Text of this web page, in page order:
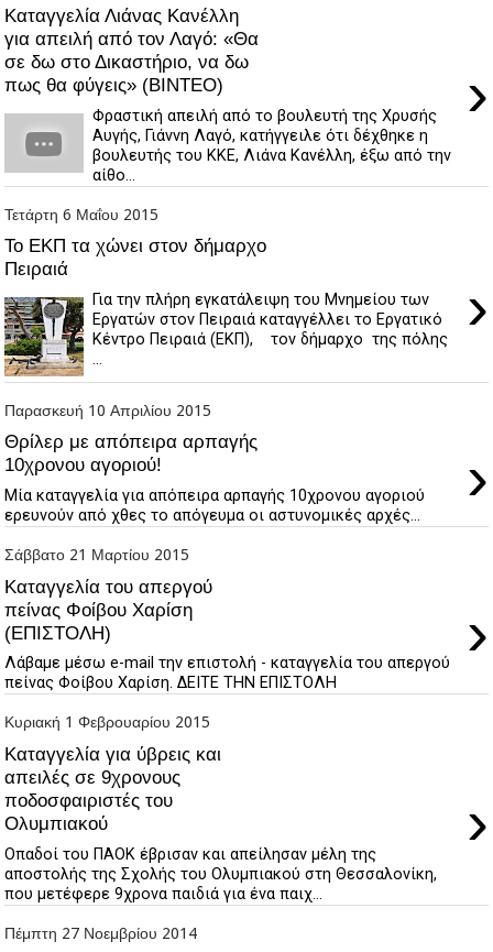
Καταγγελία Λιάνας Κανέλλη
για απειλή από τον Λαγό: «Θα
σε δω στο Δικαστήριο, να δω
πως θα φύγεις» (BINTEO)
›
Φραστική απειλή από το βουλευτή της Χρυσής
Αυγής, Γιάννη Λαγό, κατήγγειλε ότι δέχθηκε η
βουλευτής του ΚΚΕ, Λιάνα Κανέλλη, έξω από την
αίθο...
Τετάρτη 6 Μαΐου 2015
Το ΕΚΠ τα χώνει στον δήμαρχο
Πειραιά
›
Για την πλήρη εγκατάλειψη του Μνημείου των
Εργατών στον Πειραιά καταγγέλλει το Εργατικό
Κέντρο Πειραιά (ΕΚΠ), τον δήμαρχο της πόλης
...
Παρασκευή 10 Απριλίου 2015
Θρίλερ με απόπειρα αρπαγής
10χρονου αγοριού!
›
Μία καταγγελία για απόπειρα αρπαγής 10χρονου αγοριού
ερευνούν από χθες το απόγευμα οι αστυνομικές αρχές...
Σάββατο 21 Μαρτίου 2015
Καταγγελία του απεργού
πείνας Φοίβου Χαρίση
(ΕΠΙΣΤΟΛΗ)
›
Λάβαμε μέσω e-mail την επιστολή - καταγγελία του απεργού
πείνας Φοίβου Χαρίση. ΔΕΙΤΕ ΤΗΝ ΕΠΙΣΤΟΛΗ
Κυριακή 1 Φεβρουαρίου 2015
Καταγγελία για ύβρεις και
απειλές σε 9χρονους
ποδοσφαιριστές του
Ολυμπιακού
›
Οπαδοί του ΠΑΟΚ έβρισαν και απείλησαν μέλη της
αποστολής της Σχολής του Ολυμπιακού στη Θεσσαλονίκη,
που μετέφερε 9χρονα παιδιά για ένα παιχ...
Πέμπτη 27 Νοεμβρίου 2014